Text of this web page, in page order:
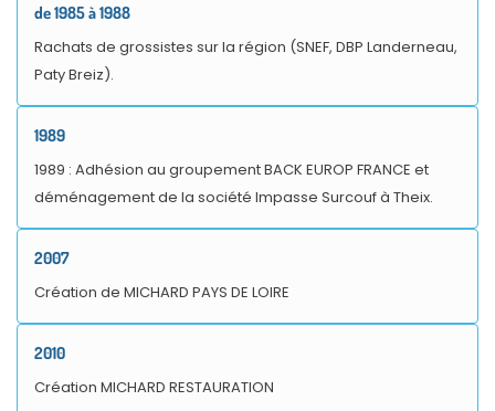
de 1985 à 1988
Rachats de grossistes sur la région (SNEF, DBP Landerneau,
Paty Breiz).
1989
1989 : Adhésion au groupement BACK EUROP FRANCE et
déménagement de la société Impasse Surcouf à Theix.
2007
Création de MICHARD PAYS DE LOIRE
2010
Création MICHARD RESTAURATION